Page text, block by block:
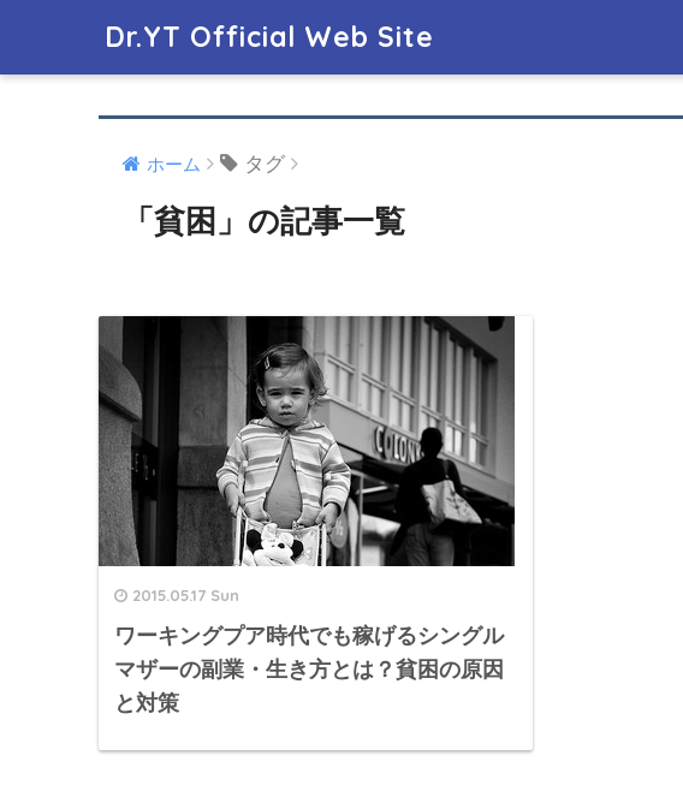
Dr.YT Official Web Site
ホーム タグ
「貧困」の記事一覧
2015.05.17 Sun
ワーキングプア時代でも稼げるシングル
マザーの副業・生き方とは？貧困の原因
と対策